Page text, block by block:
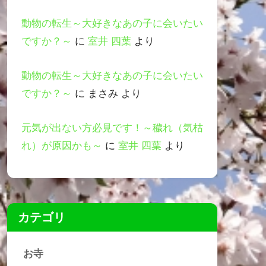
動物の転生～大好きなあの子に会いたい
ですか？～ に 室井 四葉 より
動物の転生～大好きなあの子に会いたい
ですか？～ に まさみ より
元気が出ない方必見です！～穢れ（気枯
れ）が原因かも～ に 室井 四葉 より
カテゴリ
お寺